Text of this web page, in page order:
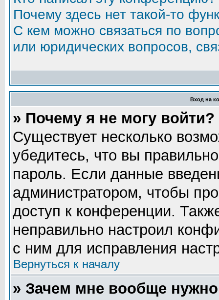
Почему здесь нет такой-то
С кем можно связаться по
или юридических вопросов,
Вход на
» Почему я не могу войти?
Существует несколько
убедитесь, что вы
пароль. Если данные
администратором, чтобы
доступ к конференции.
неправильно настроил
с ним для исправления
Вернуться к началу
» Зачем мне вообще нужно